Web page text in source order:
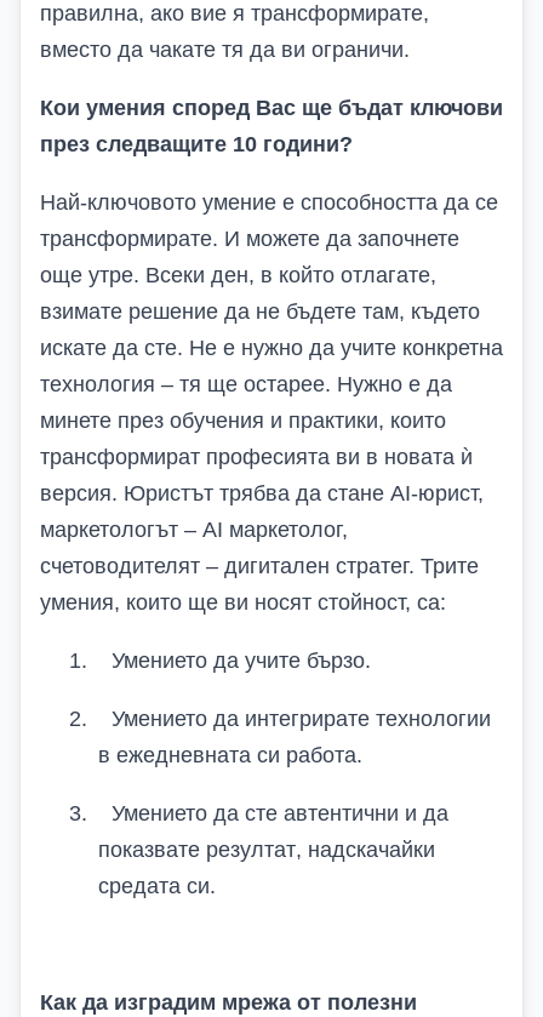
правилна, ако вие я трансформирате,
вместо да чакате тя да ви ограничи.
Кои умения според Вас ще бъдат ключови
през следващите 10 години?
Най-ключовото умение е способността да се
трансформирате. И можете да започнете
още утре. Всеки ден, в който отлагате,
взимате решение да не бъдете там, където
искате да сте. Не е нужно да учите конкретна
технология – тя ще остарее. Нужно е да
минете през обучения и практики, които
трансформират професията ви в новата ѝ
версия. Юристът трябва да стане AI-юрист,
маркетологът – AI маркетолог,
счетоводителят – дигитален стратег. Трите
умения, които ще ви носят стойност, са:
1. Умението да учите бързо.
2.
Умението да интегрирате технологии
в ежедневната си работа.
3.
Умението да сте автентични и да
показвате резултат, надскачайки
средата си.
Как да изградим мрежа от полезни